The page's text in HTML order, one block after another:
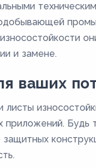
и замене.
ваших
листы
Будь